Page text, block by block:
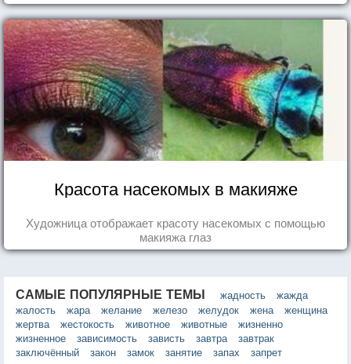
Красота насекомых в макияже
Художница отображает красоту насекомых с помощью
макияжа глаз
САМЫЕ ПОПУЛЯРНЫЕ ТЕМЫ жадность
жажда
жалость
жара желание железо желудок жена
женщина
жертва
жестокость животное животные
жизненно
жизненное
зависимость зависть завтра
завтрак
заключённый
закон замок занятие запах
запрет